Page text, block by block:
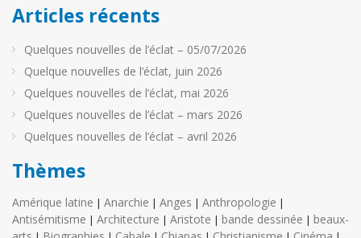
Articles récents
Quelques nouvelles de l’éclat – 05/07/2026
Quelque nouvelles de l’éclat, juin 2026
Quelques nouvelles de l’éclat, mai 2026
Quelques nouvelles de l’éclat – mars 2026
Quelques nouvelles de l’éclat – avril 2026
Thèmes
Amérique latine | Anarchie | Anges | Anthropologie |
Antisémitisme | Architecture | Aristote | bande dessinée | beaux-